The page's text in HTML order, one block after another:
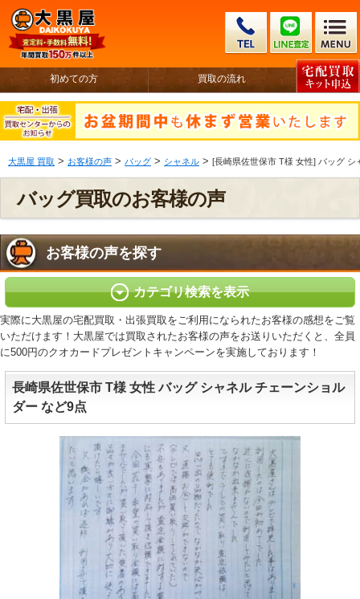
初めての方 買取の流れ
大黒屋 買取 > お客様の声 > バッグ > シャネル > [長崎県佐世保市 T様 女性] バッグ
バッグ買取のお客様の声
お客様の声を探す
カテゴリ検索を表示
実際に大黒屋の宅配買取・出張買取をご利用になられたお客様の感想をご覧
いただけます！大黒屋では買取されたお客様の声をお送りいただくと、全員
に500円のクオカードプレゼントキャンペーンを実施しております！
長崎県佐世保市 T様 女性 バッグ シャネル チェーンショル
ダー など9点